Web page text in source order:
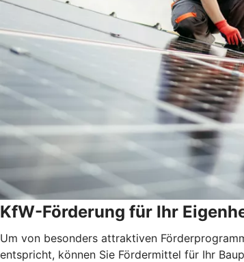
KfW-Förderung für Ihr
Um von besonders attraktiven
entspricht, können Sie Fördermittel für Ihr